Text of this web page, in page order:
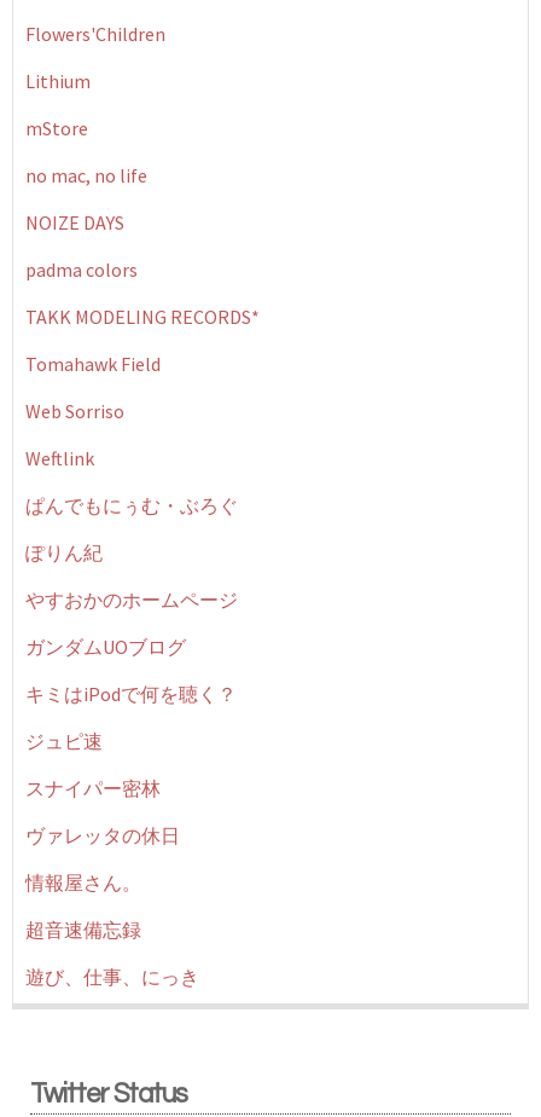
Flowers'Children
Lithium
mStore
no mac, no life
NOIZE DAYS
padma colors
TAKK MODELING RECORDS*
Tomahawk Field
Web Sorriso
Weftlink
ぱんでもにぅむ・ぶろぐ
ぽりん紀
やすおかのホームページ
ガンダムUOブログ
キミはiPodで何を聴く？
ジュピ速
スナイパー密林
ヴァレッタの休日
情報屋さん。
超音速備忘録
遊び、仕事、にっき
Twitter Status